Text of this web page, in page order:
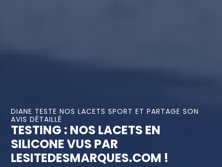
DIANE TESTE NOS LACETS SPORT ET PARTAGE SON
AVIS DÉTAILLÉ
TESTING : NOS LACETS EN
SILICONE VUS PAR
LESITEDESMARQUES.COM !